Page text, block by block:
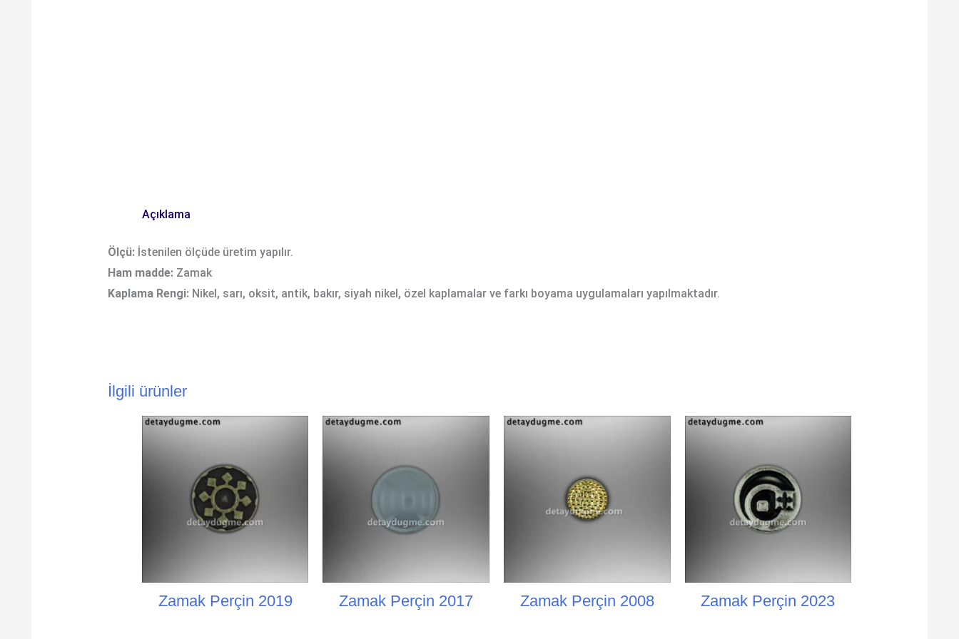
Açıklama
Ölçü:İstenilen ölçüde üretim yapılır.
Ham madde:Zamak
Kaplama Rengi:Nikel, sarı, oksit, antik, bakır, siyah nikel, özel kaplamalar ve farkı boyama uygulamaları yapılmaktadır.
İlgili ürünler
Zamak Perçin 2019 Zamak Perçin 2017 Zamak Perçin 2008 Zamak Perçin 2023